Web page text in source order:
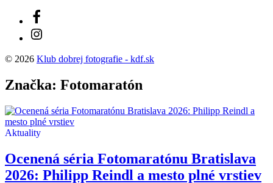
Facebook
Instagram
© 2026 Klub dobrej fotografie - kdf.sk
Značka: Fotomaratón
Aktuality
Ocenená séria Fotomaratónu Bratislava
2026: Philipp Reindl a mesto plné vrstiev